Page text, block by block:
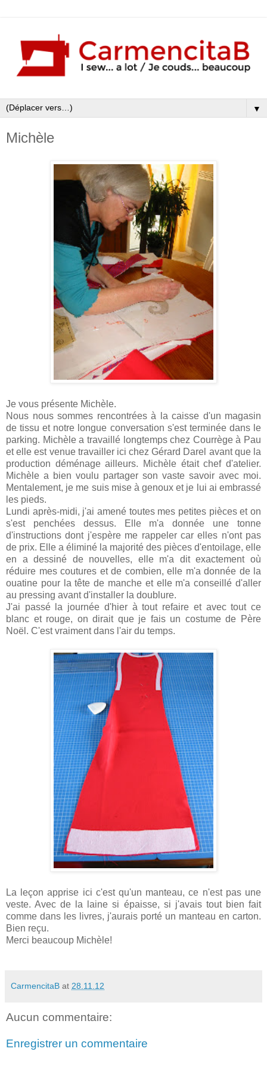
▼
Michèle
Je vous présente Michèle.
Nous nous sommes rencontrées à la caisse d'un magasin
de tissu et notre longue conversation s'est terminée dans le
parking. Michèle a travaillé longtemps chez Courrège à Pau
et elle est venue travailler ici chez Gérard Darel avant que la
production déménage ailleurs. Michèle était chef d'atelier.
Michèle a bien voulu partager son vaste savoir avec moi.
Mentalement, je me suis mise à genoux et je lui ai embrassé
les pieds.
Lundi après-midi, j'ai amené toutes mes petites pièces et on
s'est penchées dessus. Elle m'a donnée une tonne
d'instructions dont j'espère me rappeler car elles n'ont pas
de prix. Elle a éliminé la majorité des pièces d'entoilage, elle
en a dessiné de nouvelles, elle m'a dit exactement où
réduire mes coutures et de combien, elle m'a donnée de la
ouatine pour la tête de manche et elle m'a conseillé d'aller
au pressing avant d'installer la doublure.
J'ai passé la journée d'hier à tout refaire et avec tout ce
blanc et rouge, on dirait que je fais un costume de Père
Noël. C'est vraiment dans l'air du temps.
La leçon apprise ici c'est qu'un manteau, ce n'est pas une
veste. Avec de la laine si épaisse, si j'avais tout bien fait
comme dans les livres, j'aurais porté un manteau en carton.
Bien reçu.
Merci beaucoup Michèle!
CarmencitaB at 28.11.12
Aucun commentaire:
Enregistrer un commentaire